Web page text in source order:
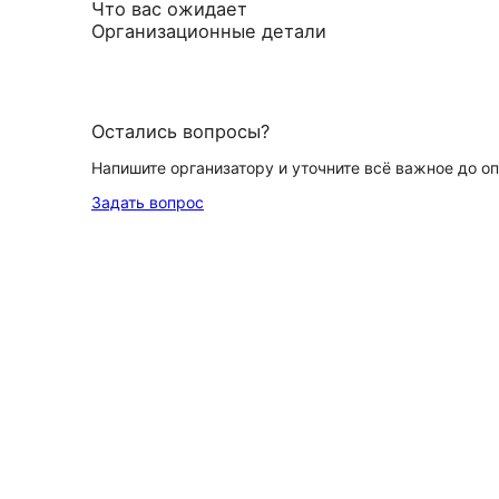
Что вас ожидает
Организационные детали
Остались вопросы?
Напишите организатору и уточните всё важное до
Задать вопрос